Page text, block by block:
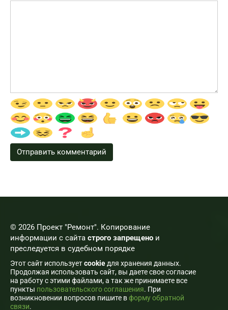
© 2026 Проект "Ремонт". Копирование
информации с сайта строго запрещено и
преследуется в судебном порядке
Этот сайт используетcookieдля хранения данных.
Продолжая использовать сайт, вы даете свое согласие
на работу с этими файлами, а так же принимаете все
пункты пользовательского соглашения. При
возникновении вопросов пишите вформу обратной
связи.